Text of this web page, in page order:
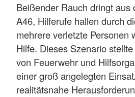
Beißender Rauch dringt aus
A46, Hilferufe hallen durch
mehrere verletzte Personen
Hilfe. Dieses Szenario
von Feuerwehr und
einer groß angelegten
realitätsnahe